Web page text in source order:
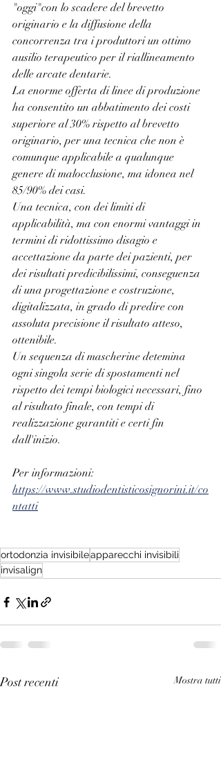
"oggi"con lo scadere del brevetto
originario e la diffusione della
concorrenza tra i produttori un ottimo
ausilio terapeutico per il riallineamento
delle arcate dentarie.
La enorme offerta di linee di produzione
ha consentito un abbatimento dei costi
superiore al 30% rispetto al brevetto
originario, per una tecnica che non è
comunque applicabile a qualunque
genere di malocclusione, ma idonea nel
85/90% dei casi.
Una tecnica, con dei limiti di
applicabilità, ma con enormi vantaggi in
termini di ridottissimo disagio e
accettazione da parte dei pazienti, per
dei risultati predicibilissimi, conseguenza
di una progettazione e costruzione,
digitalizzata, in grado di predire con
assoluta precisione il risultato atteso,
ottenibile.
Un sequenza di mascherine detemina
ogni singola serie di spostamenti nel
rispetto dei tempi biologici necessari, fino
al risultato finale, con tempi di
realizzazione garantiti e certi fin
dall'inizio.
Per informazioni:
https://www.studiodentisticosignorini.it/co
ntatti
ortodonzia invisibileapparecchi invisibili
invisalign
Post recenti Mostra tutti